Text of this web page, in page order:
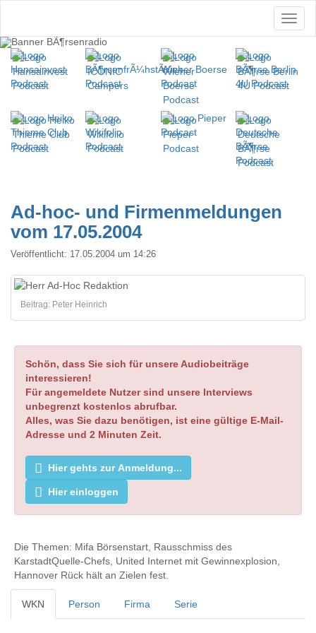
Ad-hoc- und Firmenmeldungen
vom 17.05.2004
Veröffentlicht: 17.05.2004 um 14:26
Beitrag: Peter Heinrich
Schön, dass Sie sich für unsere Audiobeiträge
interessieren!
Für angemeldete Nutzer sind unsere Interviews
unbegrenzt kostenlos abrufbar.
Alles, was Sie dazu benötigen, ist eine gültige E-Mail-
Adresse und 2 Minuten Zeit.
Hier gehts zur Anmeldung...
Hier einloggen
Die Themen: Mifa Börsenstart, Rausschmiss des
KarstadtQuelle-Chefs, United Internet mit Gewinnexplosion,
Hannover Rück hält an Zielen fest.
WKN Person Firma Serie